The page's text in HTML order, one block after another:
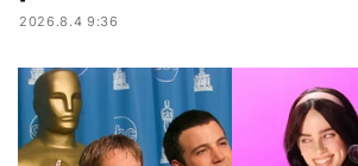
2026.8.4 9:36